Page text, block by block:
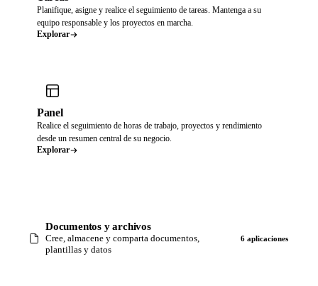
Planifique, asigne y realice el seguimiento de tareas. Mantenga a su
equipo responsable y los proyectos en marcha.
Explorar
Panel
Realice el seguimiento de horas de trabajo, proyectos y rendimiento
desde un resumen central de su negocio.
Explorar
Documentos y archivos
Cree, almacene y comparta documentos,
plantillas y datos
6 aplicaciones